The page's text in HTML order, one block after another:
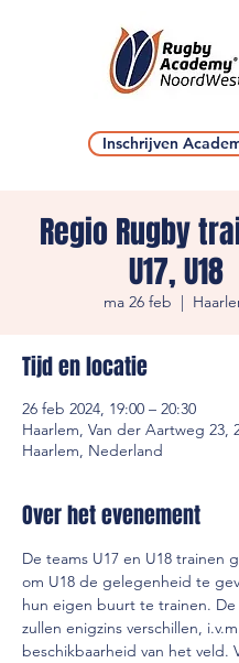
Inschrijven
Regio Rugby
U17, U18
ma 26 feb
  |
Tijd en locatie
26 feb 2024, 19:00 – 20:30
Haarlem, Van der Aartweg 23,
Haarlem, Nederland
Over het evenement
De teams U17 en U18 trainen
om U18 de gelegenheid te
hun eigen buurt te trainen. De
zullen enigzins verschillen,
beschikbaarheid van het veld.